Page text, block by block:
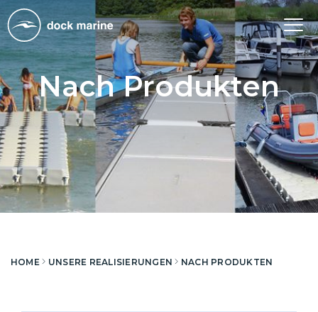
Nach Produkten
HOME UNSERE REALISIERUNGEN NACH PRODUKTEN